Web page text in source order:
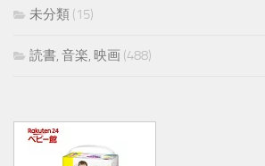
未分類 (15)
読書, 音楽, 映画 (488)